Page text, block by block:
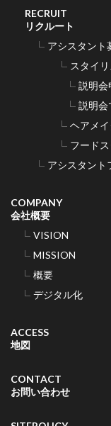
RECRUIT
リクルート
アシスタント
スタイ
説明会
説明会
ヘアメ
フード
アシスタント
COMPANY
会社概要
VISION
MISSION
概要
デジタル化
ACCESS
地図
CONTACT
お問い合わせ